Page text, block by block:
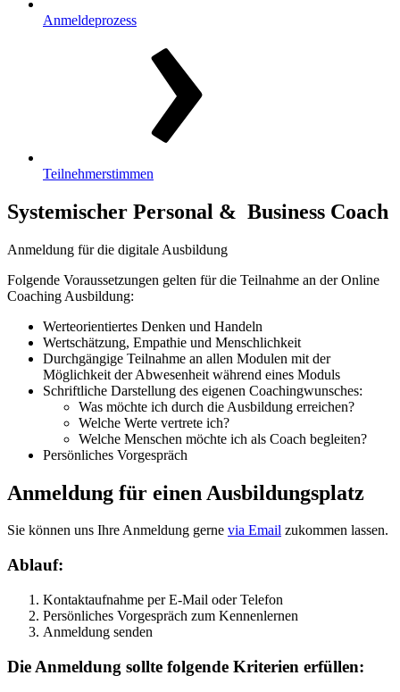
Anmeldeprozess
Teilnehmerstimmen
Systemischer Personal & Business Coach
Anmeldung für die digitale Ausbildung
Folgende Voraussetzungen gelten für die Teilnahme an der Online
Coaching Ausbildung:
Werteorientiertes Denken und Handeln
Wertschätzung, Empathie und Menschlichkeit
Durchgängige Teilnahme an allen Modulen mit der
Möglichkeit der Abwesenheit während eines Moduls
Schriftliche Darstellung des eigenen Coachingwunsches:
Was möchte ich durch die Ausbildung erreichen?
Welche Werte vertrete ich?
Welche Menschen möchte ich als Coach begleiten?
Persönliches Vorgespräch
Anmeldung für einen Ausbildungsplatz
Sie können uns Ihre Anmeldung gerne via Email zukommen lassen.
Ablauf:
Kontaktaufnahme per E-Mail oder Telefon
Persönliches Vorgespräch zum Kennenlernen
Anmeldung senden
Die Anmeldung sollte folgende Kriterien erfüllen: